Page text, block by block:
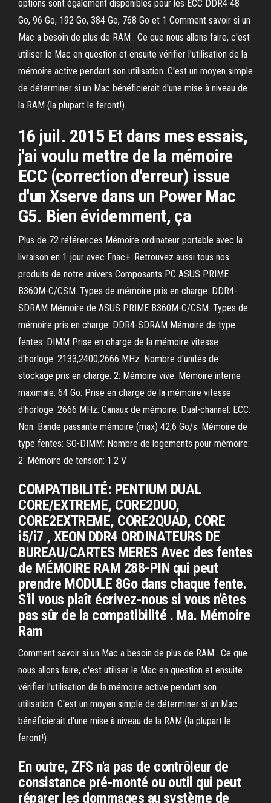
options sont également disponibles pour les ECC DDR4 48
Go, 96 Go, 192 Go, 384 Go, 768 Go et 1 Comment savoir si un
Mac a besoin de plus de RAM . Ce que nous allons faire, c'est
utiliser le Mac en question et ensuite vérifier l'utilisation de la
mémoire active pendant son utilisation. C'est un moyen simple
de déterminer si un Mac bénéficierait d'une mise à niveau de
la RAM (la plupart le feront!).
16 juil. 2015 Et dans mes essais,
j'ai voulu mettre de la mémoire
ECC (correction d'erreur) issue
d'un Xserve dans un Power Mac
G5. Bien évidemment, ça
Plus de 72 références Mémoire ordinateur portable avec la
livraison en 1 jour avec Fnac+. Retrouvez aussi tous nos
produits de notre univers Composants PC ASUS PRIME
B360M-C/CSM. Types de mémoire pris en charge: DDR4-
SDRAM Mémoire de ASUS PRIME B360M-C/CSM. Types de
mémoire pris en charge: DDR4-SDRAM Mémoire de type
fentes: DIMM Prise en charge de la mémoire vitesse
d'horloge: 2133,2400,2666 MHz. Nombre d'unités de
stockage pris en charge: 2: Mémoire vive: Mémoire interne
maximale: 64 Go: Prise en charge de la mémoire vitesse
d'horloge: 2666 MHz: Canaux de mémoire: Dual-channel: ECC:
Non: Bande passante mémoire (max) 42,6 Go/s: Mémoire de
type fentes: SO-DIMM: Nombre de logements pour mémoire:
2: Mémoire de tension: 1.2 V
COMPATIBILITÉ: PENTIUM DUAL
CORE/EXTREME, CORE2DUO,
CORE2EXTREME, CORE2QUAD, CORE
i5/i7 , XEON DDR4 ORDINATEURS DE
BUREAU/CARTES MERES Avec des fentes
de MÉMOIRE RAM 288-PIN qui peut
prendre MODULE 8Go dans chaque fente.
S'il vous plaît écrivez-nous si vous n'êtes
pas sûr de la compatibilité . Ma. Mémoire
Ram
Comment savoir si un Mac a besoin de plus de RAM . Ce que
nous allons faire, c'est utiliser le Mac en question et ensuite
vérifier l'utilisation de la mémoire active pendant son
utilisation. C'est un moyen simple de déterminer si un Mac
bénéficierait d'une mise à niveau de la RAM (la plupart le
feront!).
En outre, ZFS n'a pas de contrôleur de
consistance pré-monté ou outil qui peut
réparer les dommages au système de